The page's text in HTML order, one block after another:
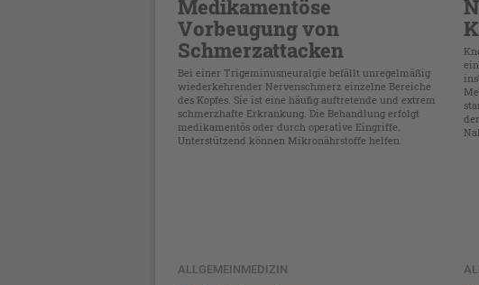
Medikamentöse
Vorbeugung von
Schmerzattacken
Bei einer Trigeminusneuralgie befällt unregelmäßig
wiederkehrender Nervenschmerz einzelne Bereiche
des Kopfes. Sie ist eine häufig auftretende und extrem
schmerzhafte Erkrankung. Die Behandlung erfolgt
medikamentös oder durch operative Eingriffe.
Unterstützend können Mikronährstoffe helfen.
ALLGEMEINMEDIZIN